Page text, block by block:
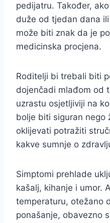
pedijatru. Također,
duže od tjedan dana
može biti znak da je
medicinska procjena.
Roditelji bi trebali biti
dojenčadi mlađom od
uzrastu osjetljiviji na
bolje biti siguran nego
oklijevati potražiti
kakve sumnje o
Simptomi prehlade
kašalj, kihanje i umor.
temperaturu, otežano
ponašanje, obavezno